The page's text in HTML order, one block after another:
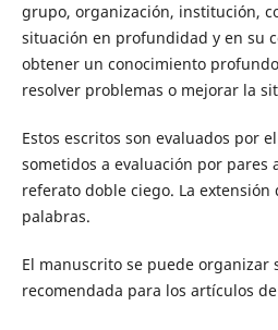
grupo, organización, institución,
situación en profundidad y en su
obtener un conocimiento
resolver problemas o mejorar la
Estos escritos son evaluados por
sometidos a evaluación por pares
referato doble ciego. La
palabras.
El manuscrito se puede
recomendada para los artículos